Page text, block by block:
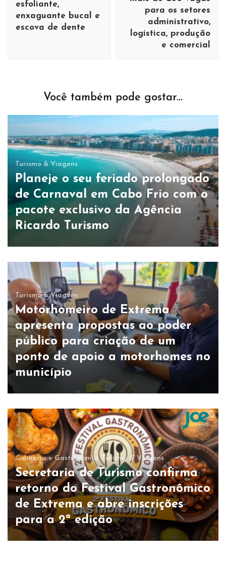
esfoliante,
enxaguante bucal e
escova de dente
para os setores
administrativo,
logística, produção
e comercial
Você também pode gostar...
Turismo & Viagens
Planeje o seu feriado prolongado
de Carnaval em Cabo Frio com o
pacote exclusivo da Agência
Ricardo Turismo
Turismo & Viagens
Motorhomeiro de Extrema
apresenta propostas ao poder
público para criação de um
ponto de apoio a motorhomes no
município
Culinária e Gastronomia Turismo & Viagens
Secretaria de Turismo confirma
retorno do Festival Gastronômico
de Extrema e abre inscrições
para a 2ª edição